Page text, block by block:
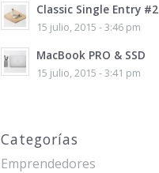
Classic Single Entry #2
15 julio, 2015 - 3:46 pm
MacBook PRO & SSD
15 julio, 2015 - 3:41 pm
Categorías
Emprendedores